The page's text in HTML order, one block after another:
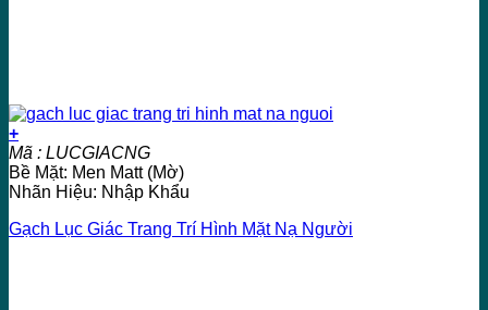
+
Mã : LUCGIACNG
Bề Mặt: Men Matt (Mờ)
Nhãn Hiệu: Nhập Khẩu
Gạch Lục Giác Trang Trí Hình Mặt Nạ Người